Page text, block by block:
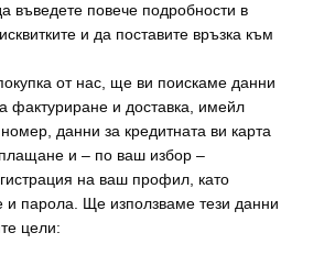
въведете повече подробности в
и да поставите връзка към
от нас, ще ви поискаме данни
фактуриране и доставка, имейл
данни за кредитната ви карта
и – по ваш избор –
на ваш профил, като
и парола. Ще използваме тези данни
цели: